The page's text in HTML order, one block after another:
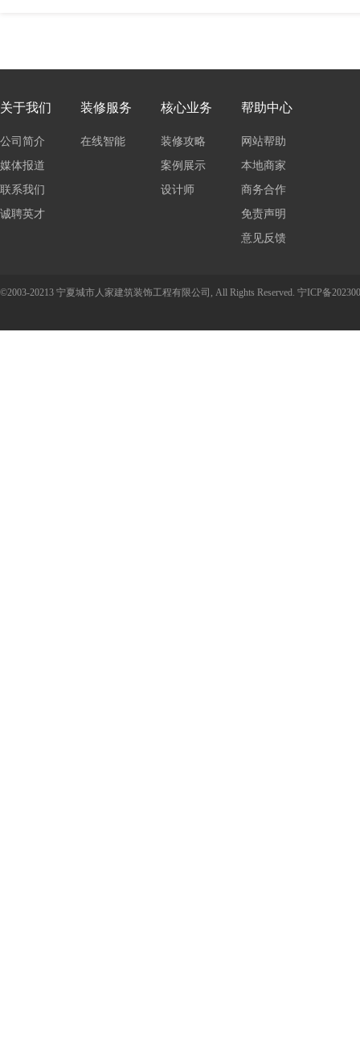
关于我们
公司简介
媒体报道
联系我们
诚聘英才
装修服务
在线智能
核心业务
装修攻略
案例展示
设计师
帮助中心
网站帮助
本地商家
商务合作
免责声明
意见反馈
©2003-20213 宁夏城市人家建筑装饰工程有限公司, All Rights Reserved. 宁ICP备